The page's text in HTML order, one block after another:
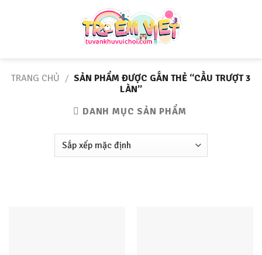
TRANG CHỦ / SẢN PHẨM ĐƯỢC GẮN THẺ “CẦU TRƯỢT 3
LÀN”
DANH MỤC SẢN PHẨM